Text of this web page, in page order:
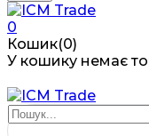
0
Кошик(0)
У кошику немає